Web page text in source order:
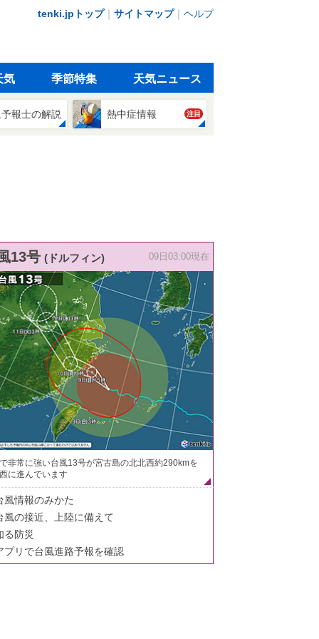
tenki.jpトップ｜ サイトマップ｜ ヘルプ
気 季節特集 天気ニュース
報士の解説 熱中症情報 注目
13号 (ドルフィン) 09日03:00現在
非常に強い台風13号が宮古島の北北西約290kmを
に進んでいます
風情報のみかた
風の接近、上陸に備えて
る防災
プリで台風進路予報を確認